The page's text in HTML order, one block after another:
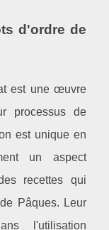
d'ordre de
est une œuvre
processus de
est unique en
un aspect
recettes qui
Pâques. Leur
l'utilisation